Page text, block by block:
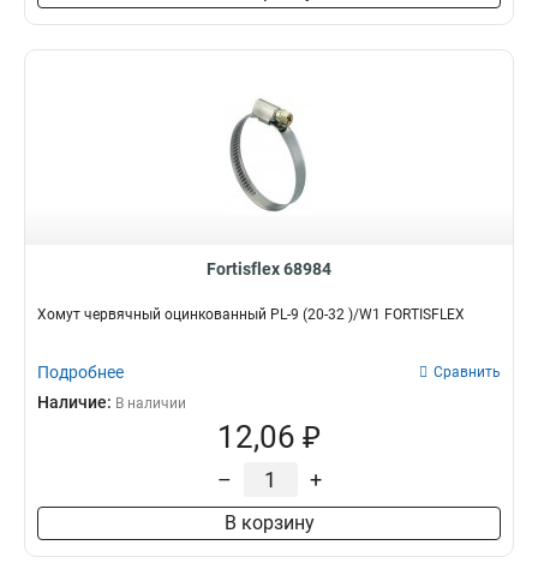
Fortisflex 68984
Хомут червячный оцинкованный PL-9 (20-32 )/W1 FORTISFLEX
Подробнее Сравнить
Наличие: В наличии
12,06 ₽
– +
В корзину